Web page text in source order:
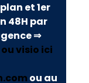
et 1er
48H par
⇒
visio ici
ou au